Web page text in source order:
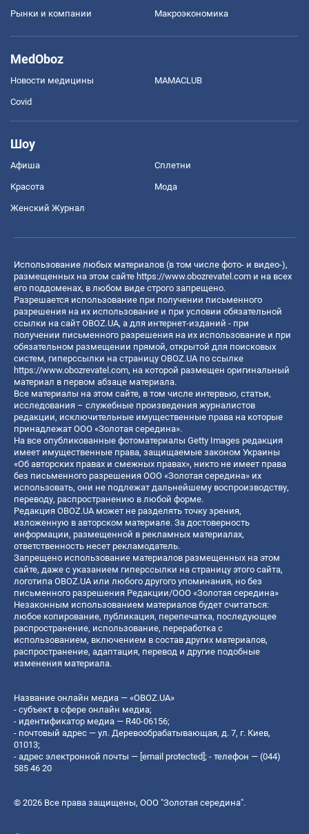
Рынки и компании Mакроэкономика
MedOboz
Новости медицины MAMACLUB
Covid
Шоу
Афиша Сплетни
Красота Мода
Женский Журнал
Использование любых материалов (в том числе фото- и видео-),
размещенных на этом сайте https://www.obozrevatel.com и на всех
его поддоменах, в любом виде строго запрещено.
Разрешается использование при получении письменного
разрешения на их использование и при условии обязательной
ссылки на сайт OBOZ.UA, а для интернет-изданий - при
получении письменного разрешения на их использование и при
обязательном размещении прямой, открытой для поисковых
систем, гиперссылки на страницу OBOZ.UA по ссылке
https://www.obozrevatel.com, на которой размещен оригинальный
материал в первом абзаце материала.
Все материалы на этом сайте, в том числе интервью, статьи,
исследования – служебные произведения журналистов
редакции, исключительные имущественные права на которые
принадлежат ООО «Золотая середина».
На все опубликованные фотоматериалы Getty Images редакция
имеет имущественные права, защищаемые законом Украины
«Об авторских правах и смежных правах», никто не имеет права
без письменного разрешения ООО «Золотая середина» их
использовать, они не подлежат дальнейшему воспроизводству,
переводу, распространению в любой форме.
Редакция OBOZ.UA может не разделять точку зрения,
изложенную в авторском материале. За достоверность
информации, размещенной в рекламных материалах,
ответственность несет рекламодатель.
Запрещено использование материалов размещенных на этом
сайте, даже с указанием гиперссылки на страницу этого сайта,
логотипа OBOZ.UA или любого другого упоминания, но без
письменного разрешения Редакции/ООО «Золотая середина»
Незаконным использованием материалов будет считаться:
любое копирование, публикация, перепечатка, последующее
распространение, использование, переработка с
использованием, включением в состав других материалов,
распространение, адаптация, перевод и другие подобные
изменения материала.
Название онлайн медиа — «OBOZ.UA»
- субъект в сфере онлайн медиа;
- идентификатор медиа — R40-06156;
- почтовый адрес — ул. Деревообрабатывающая, д. 7, г. Киев,
01013;
- адрес электронной почты — [email protected]; - телефон — (044)
585 46 20
© 2026 Все права защищены, ООО "Золотая середина".